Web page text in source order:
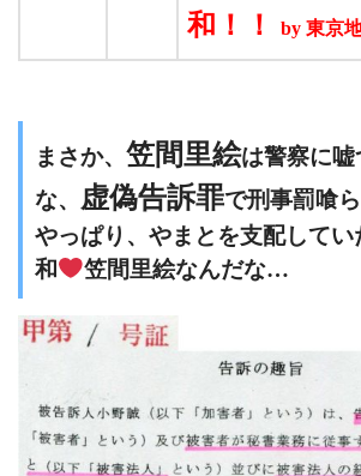
和！！
by 東京
まさか、 笠間里絵は警察に嘘
な、 虚偽告訴罪で刑事罰喰
やっぱり、やまとを支配して
和
笠間里絵なんだな…